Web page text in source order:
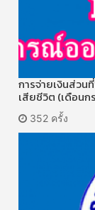
การจ่ายเงินส่ว
เสียชีวิต (เดือน
352 ครั้ง